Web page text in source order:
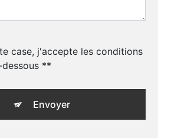
case, j'accepte les conditions
**
Envoyer